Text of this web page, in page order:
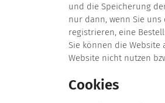
und die Speicherung
nur dann, wenn Sie
registrieren, eine
Sie können die Website
Website nicht nutzen
Cookies